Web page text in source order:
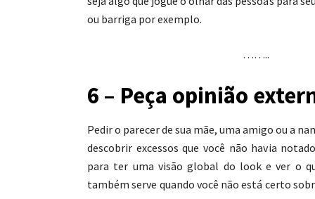
ou barriga por exemplo.
……..
6 – Peça opinião
Pedir o parecer de sua mãe, uma amigo ou a
descobrir excessos que você não havia
para ter uma visão global do look e ver o
também serve quando você não está certo